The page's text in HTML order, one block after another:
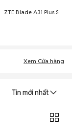
ZTE Blade A31 Plus Sơn
Xem Cửa hàng
Tin mới nhất